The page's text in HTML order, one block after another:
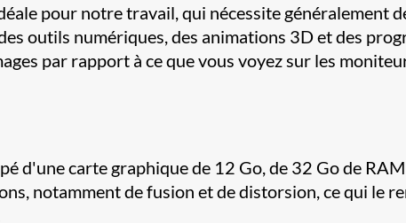
pour notre travail, qui nécessite généralement
outils numériques, des animations 3D et des
par rapport à ce que vous voyez sur les
d'une carte graphique de 12 Go, de 32 Go de
notamment de fusion et de distorsion, ce qui le